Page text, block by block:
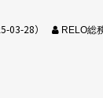
03-28） RELO総